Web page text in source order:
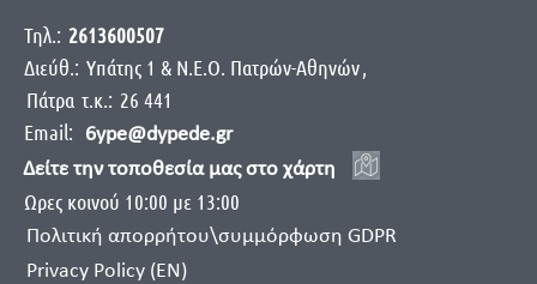
Τηλ.: 2613600507
Διεύθ.: Yπάτης 1 & Ν.Ε.Ο. Πατρών-Αθηνών,
Πάτρα τ.κ.: 26 441
Email:
6ype@dypede.gr
Δείτε την τοποθεσία μας στο χάρτη
Ωρες κοινού 10:00 με 13:00
Πολιτική απορρήτου\συμμόρφωση GDPR
Privacy Policy (EN)